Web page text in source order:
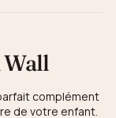
complément
de votre enfant.